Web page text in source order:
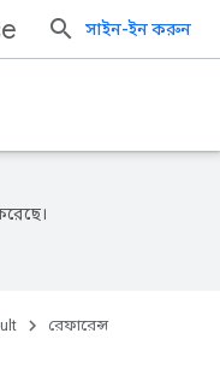
সাইন-ইন করুন
রেফারেন্স